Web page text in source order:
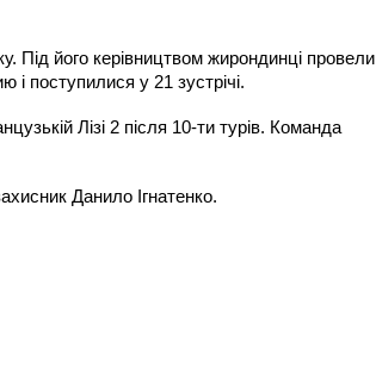
Під його керівництвом жирондинці провели
і поступилися у 21 зустрічі.
Лізі 2 після 10-ти турів. Команда
Данило Ігнатенко.